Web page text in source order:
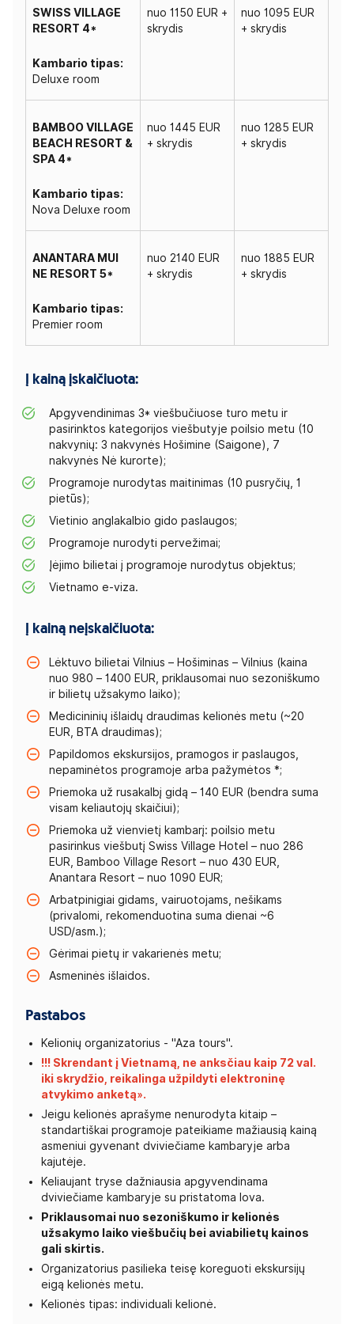
SWISS VILLAGE
RESORT 4*
Kambario tipas:
Deluxe room
nuo 1150 EUR +
skrydis
nuo 1095 EUR
+ skrydis
BAMBOO VILLAGE
BEACH RESORT &
SPA 4*
Kambario tipas:
Nova Deluxe room
nuo 1445 EUR
+ skrydis
nuo 1285 EUR
+ skrydis
ANANTARA MUI
NE RESORT 5*
Kambario tipas:
Premier room
nuo 2140 EUR
+ skrydis
nuo 1885 EUR
+ skrydis
Į kainą įskaičiuota:
Apgyvendinimas 3* viešbučiuose turo metu ir
pasirinktos kategorijos viešbutyje poilsio metu (10
nakvynių: 3 nakvynės Hošimine (Saigone), 7
nakvynės Nė kurorte);
Programoje nurodytas maitinimas (10 pusryčių, 1
pietūs);
Vietinio anglakalbio gido paslaugos;
Programoje nurodyti pervežimai;
Įėjimo bilietai į programoje nurodytus objektus;
Vietnamo e-viza.
Į kainą neįskaičiuota:
Lėktuvo bilietai Vilnius – Hošiminas – Vilnius (kaina
nuo 980 – 1400 EUR, priklausomai nuo sezoniškumo
ir bilietų užsakymo laiko);
Medicininių išlaidų draudimas kelionės metu (~20
EUR, BTA draudimas);
Papildomos ekskursijos, pramogos ir paslaugos,
nepaminėtos programoje arba pažymėtos *;
Priemoka už rusakalbį gidą – 140 EUR (bendra suma
visam keliautojų skaičiui);
Priemoka už vienvietį kambarį: poilsio metu
pasirinkus viešbutį Swiss Village Hotel – nuo 286
EUR, Bamboo Village Resort – nuo 430 EUR,
Anantara Resort – nuo 1090 EUR;
Arbatpinigiai gidams, vairuotojams, nešikams
(privalomi, rekomenduotina suma dienai ~6
USD/asm.);
Gėrimai pietų ir vakarienės metu;
Asmeninės išlaidos.
Pastabos
Kelionių organizatorius - "Aza tours".
!!! Skrendant į Vietnamą, ne anksčiau kaip 72 val.
iki skrydžio, reikalinga užpildyti elektroninę
atvykimo anketą».
Jeigu kelionės aprašyme nenurodyta kitaip –
standartiškai programoje pateikiame mažiausią kainą
asmeniui gyvenant dviviečiame kambaryje arba
kajutėje.
Keliaujant tryse dažniausia apgyvendinama
dviviečiame kambaryje su pristatoma lova.
Priklausomai nuo sezoniškumo ir kelionės
užsakymo laiko viešbučių bei aviabilietų kainos
gali skirtis.
Organizatorius pasilieka teisę koreguoti ekskursijų
eigą kelionės metu.
Kelionės tipas: individuali kelionė.